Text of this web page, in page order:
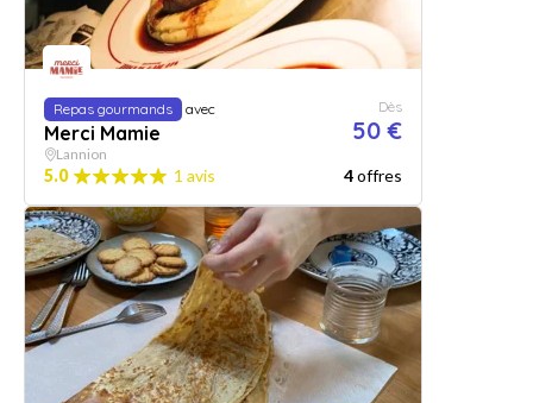
Repas gourmands avec
Merci Mamie
Dès
50 €
Lannion
5.0 1 avis 4offres